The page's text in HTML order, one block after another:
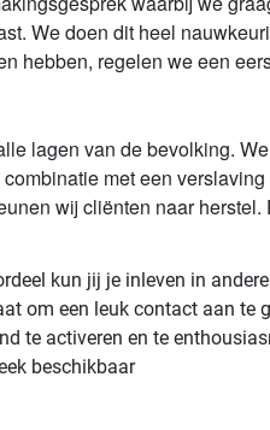
We doen dit heel
hebben, regelen we een
lagen van de bevolking.
met een
wij cliënten naar
kun jij je inleven in
om een leuk contact aan
te activeren en te
beschikbaar